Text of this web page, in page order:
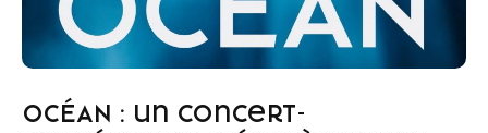
OCÉAN : un concert-